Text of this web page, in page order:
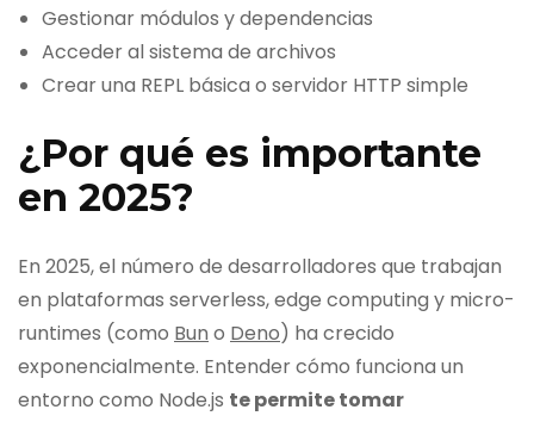
Gestionar módulos y dependencias
Acceder al sistema de archivos
Crear una REPL básica o servidor HTTP simple
¿Por qué es importante
en 2025?
En 2025, el número de desarrolladores que trabajan
en plataformas serverless, edge computing y micro-
runtimes (como Bun o Deno) ha crecido
exponencialmente. Entender cómo funciona un
entorno como Node.js te permite tomar